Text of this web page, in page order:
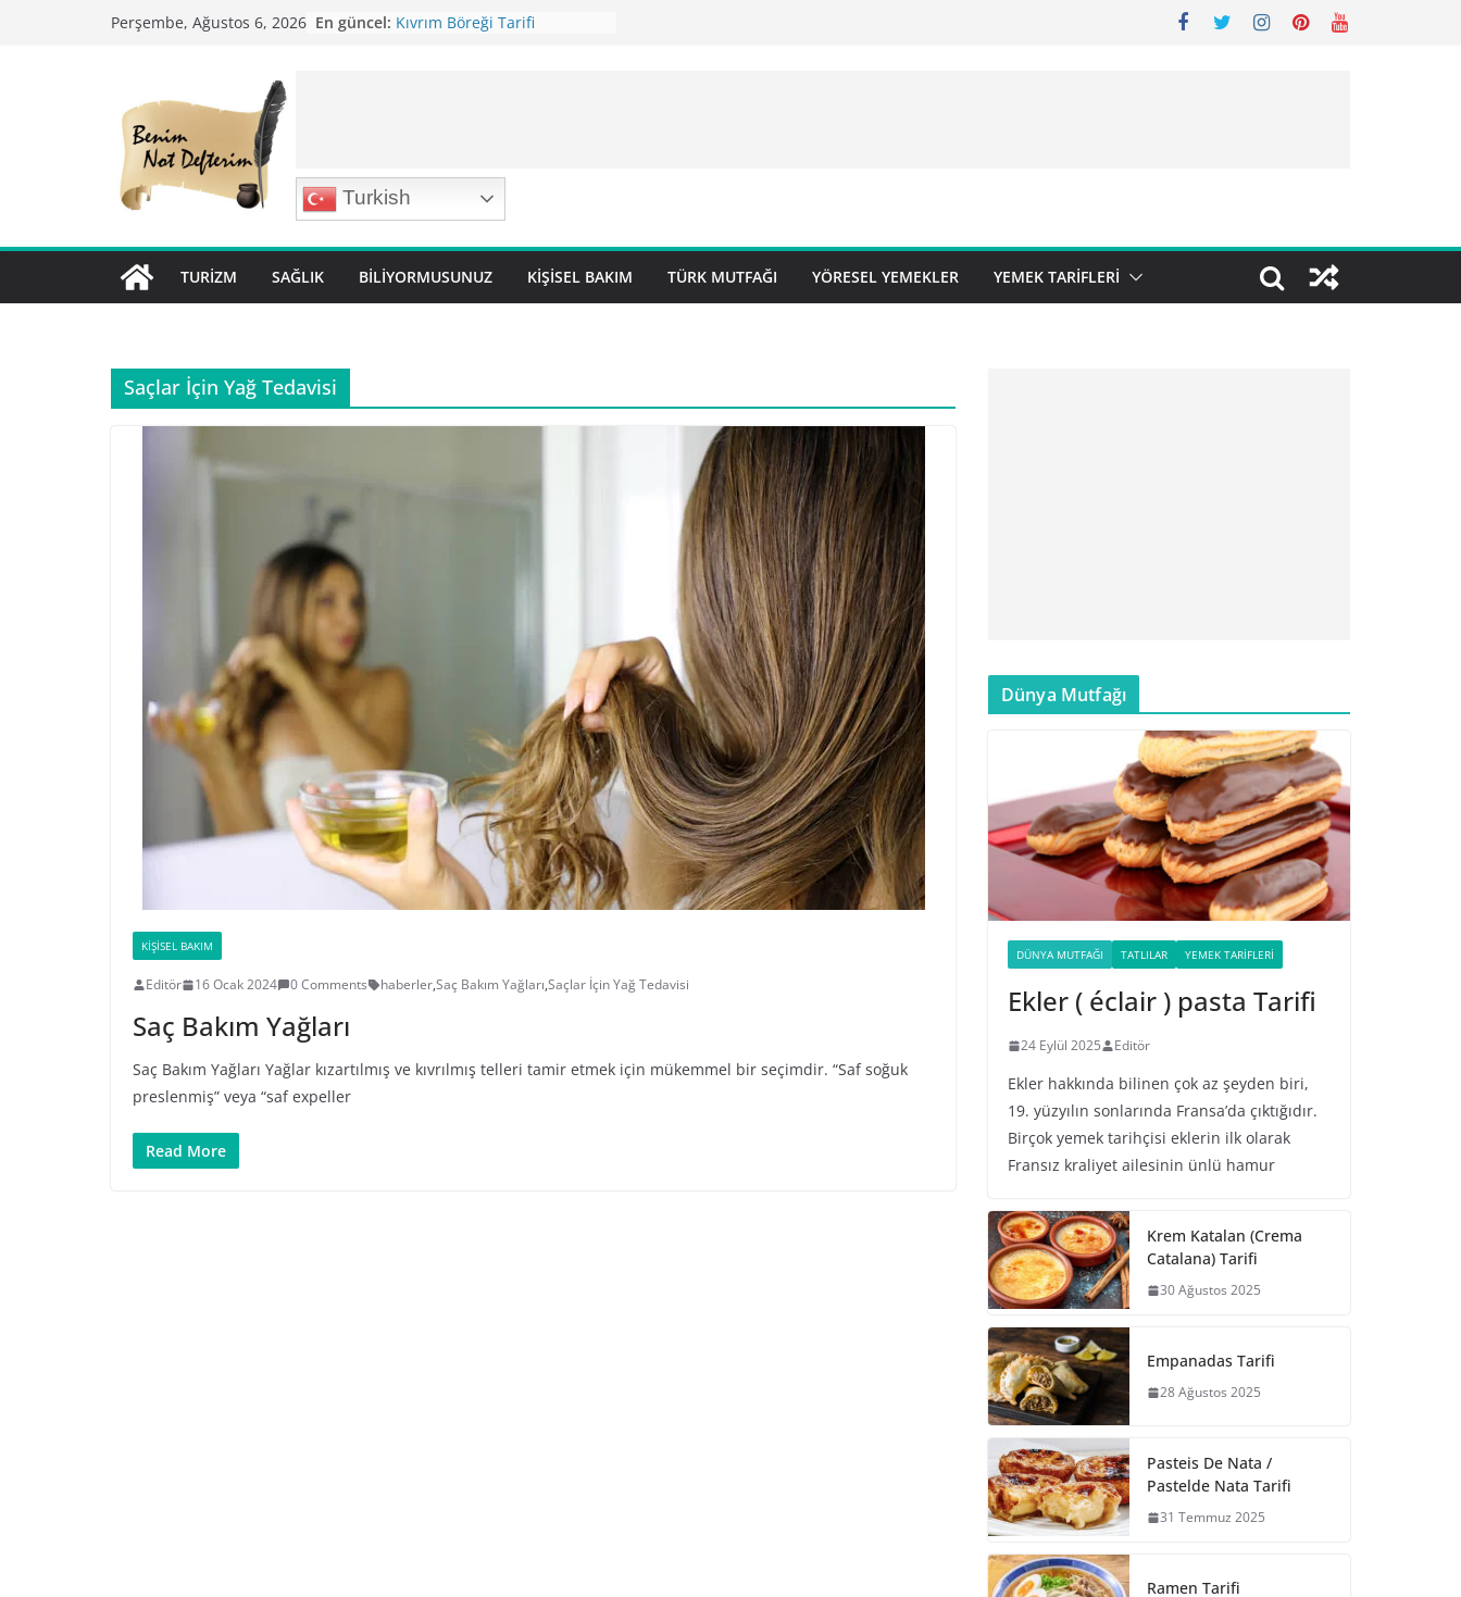
Perşembe, Ağustos 6, 2026 En güncel: Kıvrım Böreği Tarifi
Turkish
TURIZM SAĞLIK BILIYORMUSUNUZ KIŞISEL BAKIM TÜRK MUTFAĞI YÖRESEL YEMEKLER YEMEK TARIFLERI
Saçlar İçin Yağ Tedavisi
KIŞISEL BAKIM
Editör 16 Ocak 2024 0 Comments haberler,Saç Bakım Yağları,Saçlar İçin Yağ Tedavisi
Saç Bakım Yağları
Saç Bakım Yağları Yağlar kızartılmış ve kıvrılmış telleri tamir etmek için mükemmel bir seçimdir. “Saf soğuk
preslenmiş” veya “saf expeller
Read More
Dünya Mutfağı
DÜNYA MUTFAĞI TATLILAR YEMEK TARIFLERI
Ekler ( éclair ) pasta Tarifi
24 Eylül 2025 Editör
Ekler hakkında bilinen çok az şeyden biri,
19. yüzyılın sonlarında Fransa’da çıktığıdır.
Birçok yemek tarihçisi eklerin ilk olarak
Fransız kraliyet ailesinin ünlü hamur
Krem Katalan (Crema
Catalana) Tarifi
30 Ağustos 2025
Empanadas Tarifi
28 Ağustos 2025
Pasteis De Nata /
Pastelde Nata Tarifi
31 Temmuz 2025
Ramen Tarifi